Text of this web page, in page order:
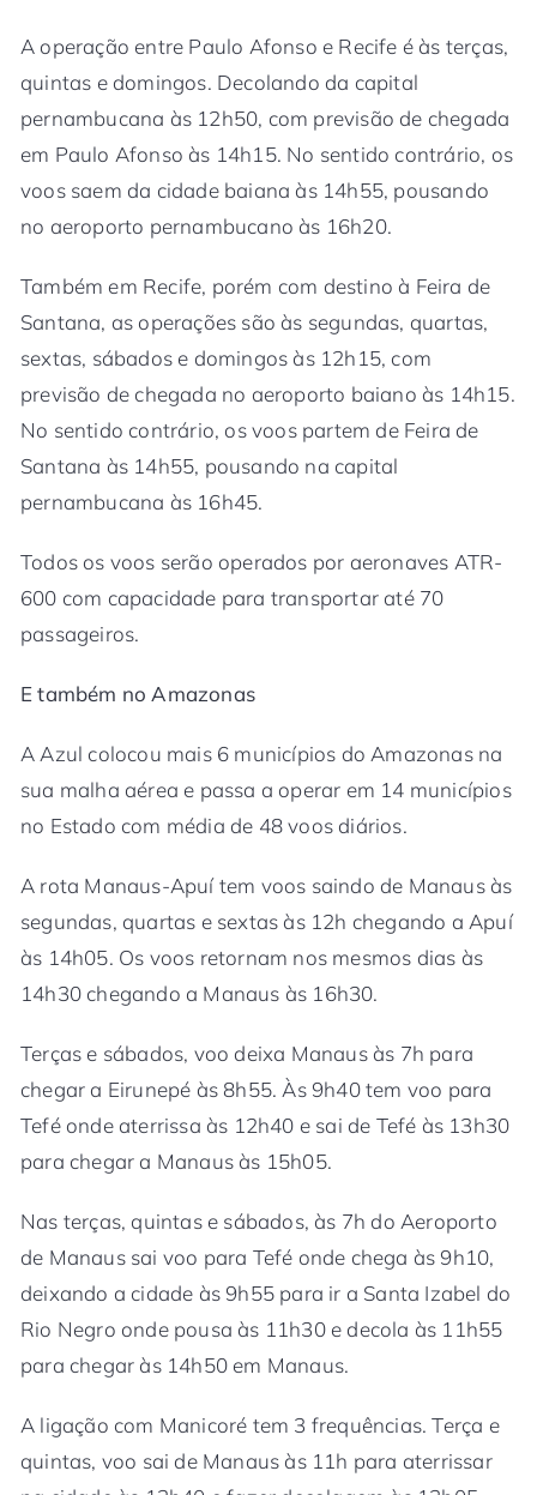
A operação entre Paulo Afonso e Recife é às terças,
quintas e domingos. Decolando da capital
pernambucana às 12h50, com previsão de chegada
em Paulo Afonso às 14h15. No sentido contrário, os
voos saem da cidade baiana às 14h55, pousando
no aeroporto pernambucano às 16h20.
Também em Recife, porém com destino à Feira de
Santana, as operações são às segundas, quartas,
sextas, sábados e domingos às 12h15, com
previsão de chegada no aeroporto baiano às 14h15.
No sentido contrário, os voos partem de Feira de
Santana às 14h55, pousando na capital
pernambucana às 16h45.
Todos os voos serão operados por aeronaves ATR-
600 com capacidade para transportar até 70
passageiros.
E também no Amazonas
A Azul colocou mais 6 municípios do Amazonas na
sua malha aérea e passa a operar em 14 municípios
no Estado com média de 48 voos diários.
A rota Manaus-Apuí tem voos saindo de Manaus às
segundas, quartas e sextas às 12h chegando a Apuí
às 14h05. Os voos retornam nos mesmos dias às
14h30 chegando a Manaus às 16h30.
Terças e sábados, voo deixa Manaus às 7h para
chegar a Eirunepé às 8h55. Às 9h40 tem voo para
Tefé onde aterrissa às 12h40 e sai de Tefé às 13h30
para chegar a Manaus às 15h05.
Nas terças, quintas e sábados, às 7h do Aeroporto
de Manaus sai voo para Tefé onde chega às 9h10,
deixando a cidade às 9h55 para ir a Santa Izabel do
Rio Negro onde pousa às 11h30 e decola às 11h55
para chegar às 14h50 em Manaus.
A ligação com Manicoré tem 3 frequências. Terça e
quintas, voo sai de Manaus às 11h para aterrissar